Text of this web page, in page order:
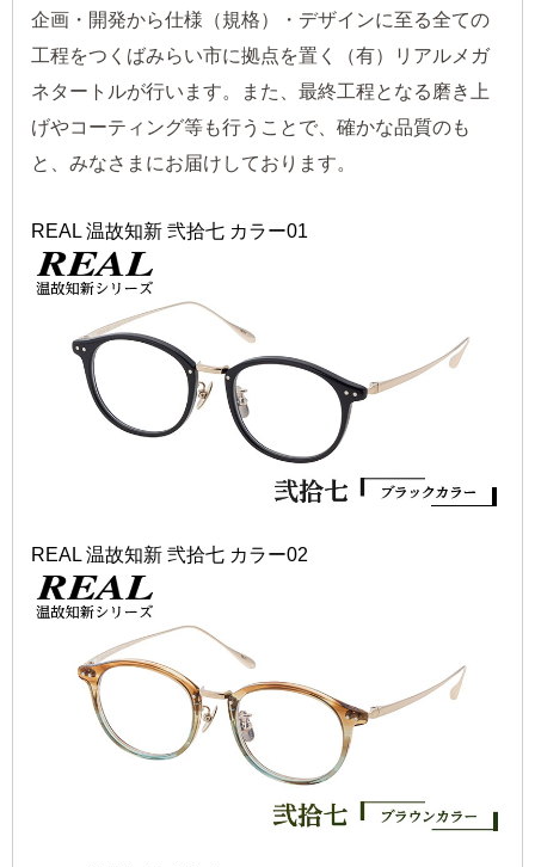
企画・開発から仕様（規格）・デザインに至る全ての
工程をつくばみらい市に拠点を置く（有）リアルメガ
ネタートルが行います。また、最終工程となる磨き上
げやコーティング等も行うことで、確かな品質のも
と、みなさまにお届けしております。
REAL 温故知新 弐拾七 カラー01
REAL 温故知新 弐拾七 カラー02